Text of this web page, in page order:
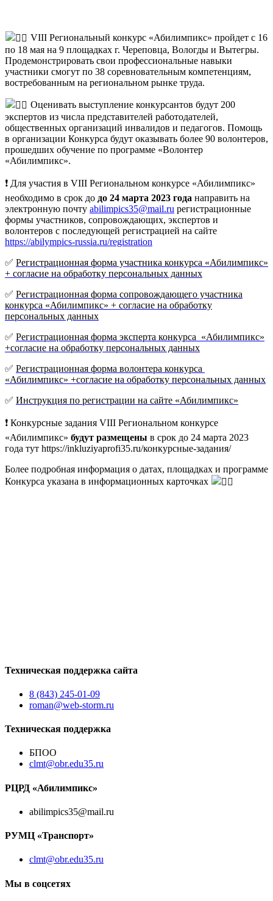
VIII Региональный конкурс «Абилимпикс» пройдет c 16
по 18 мая на 9 площадках г. Череповца, Вологды и Вытегры.
Продемонстрировать свои профессиональные навыки
участники смогут по 38 соревновательным компетенциям,
востребованным на региональном рынке труда.
Оценивать выступление конкурсантов будут 200
экспертов из числа представителей работодателей,
общественных организаций инвалидов и педагогов. Помощь
в организации Конкурса будут оказывать более 90 волонтеров,
прошедших обучение по программе «Волонтер
«Абилимпикс».
❗ Для участия в VIII Региональном конкурсе «Абилимпикс»
необходимо в срок до до 24 марта 2023 года направить на
электронную почту abilimpics35@mail.ru регистрационные
формы участников, сопровождающих, экспертов и
волонтеров с последующей регистрацией на сайте
https://abilympics-russia.ru/registration
✅ Регистрационная форма участника конкурса «Абилимпикс»
+ согласие на обработку персональных данных
✅ Регистрационная форма сопровождающего участника
конкурса «Абилимпикс» + согласие на обработку
персональных данных
✅ Регистрационная форма эксперта конкурса «Абилимпикс»
+согласие на обработку персональных данных
✅ Регистрационная форма волонтера конкурса
«Абилимпикс» +согласие на обработку персональных данных
✅ Инструкция по регистрации на сайте «Абилимпикс»
❗ Конкурсные задания VIII Региональном конкурсе
«Абилимпикс» будут размещены в срок до 24 марта 2023
года тут https://inkluziyaprofi35.ru/конкурсные-задания/
Более подробная информация о датах, площадках и программе
Конкурса указана в информационных карточках
Техническая поддержка сайта
8 (843) 245-01-09
roman@web-storm.ru
Техническая поддержка
БПОО
clmt@obr.edu35.ru
РЦРД «Абилимпикс»
abilimpics35@mail.ru
РУМЦ «Транспорт»
clmt@obr.edu35.ru
Мы в соцсетях